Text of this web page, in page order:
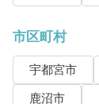
市区町村
宇都宮市
鹿沼市